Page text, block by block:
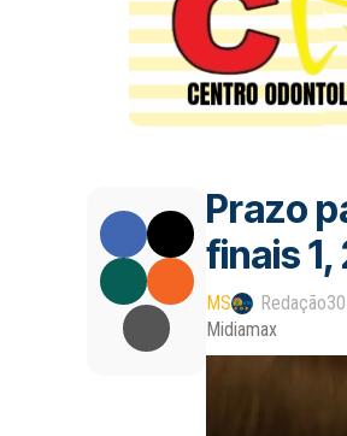
Prazo
finais
MS Redação
Midiamax